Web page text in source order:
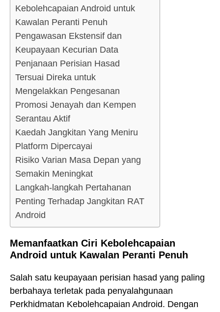
Kebolehcapaian Android untuk
Kawalan Peranti Penuh
Pengawasan Ekstensif dan
Keupayaan Kecurian Data
Penjanaan Perisian Hasad
Tersuai Direka untuk
Mengelakkan Pengesanan
Promosi Jenayah dan Kempen
Serantau Aktif
Kaedah Jangkitan Yang Meniru
Platform Dipercayai
Risiko Varian Masa Depan yang
Semakin Meningkat
Langkah-langkah Pertahanan
Penting Terhadap Jangkitan RAT
Android
Memanfaatkan Ciri Kebolehcapaian
Android untuk Kawalan Peranti Penuh
Salah satu keupayaan perisian hasad yang paling
berbahaya terletak pada penyalahgunaan
Perkhidmatan Kebolehcapaian Android. Dengan